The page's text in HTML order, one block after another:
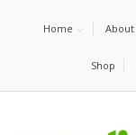
Home About
Shop